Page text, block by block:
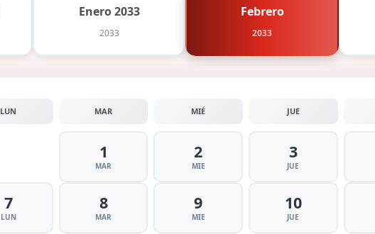
Enero 2033
2033
Febrero
2033
LUN MAR MIÉ JUE
1
MAR
2
MIE
3
JUE
7
LUN
8
MAR
9
MIE
10
JUE